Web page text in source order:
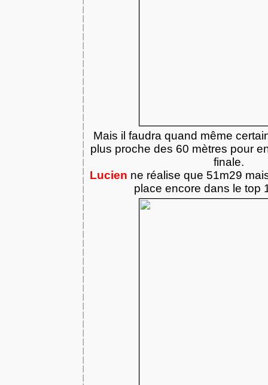
Mais il faudra quand même
plus proche des 60 mètres pour
finale.
Lucien ne réalise que 51m29
place encore dans le top